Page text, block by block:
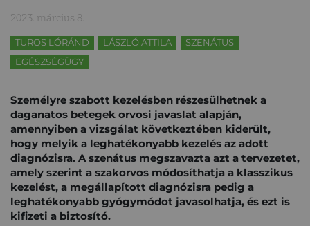
2023. március 8.
TUROS LÓRÁND LÁSZLÓ ATTILA
SZENÁTUS
EGÉSZSÉGÜGY
Személyre szabott kezelésben részesülhetnek a
daganatos betegek orvosi javaslat alapján,
amennyiben a vizsgálat következtében kiderült,
hogy melyik a leghatékonyabb kezelés az adott
diagnózisra. A szenátus megszavazta azt a tervezetet,
amely szerint a szakorvos módosíthatja a klasszikus
kezelést, a megállapított diagnózisra pedig a
leghatékonyabb gyógymódot javasolhatja, és ezt is
kifizeti a biztosító.